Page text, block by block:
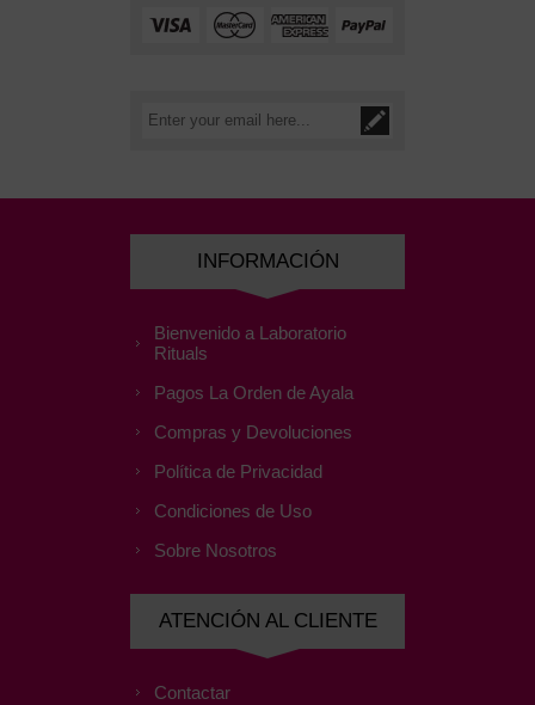
INFORMACIÓN
Bienvenido a Laboratorio
Rituals
Pagos La Orden de Ayala
Compras y Devoluciones
Política de Privacidad
Condiciones de Uso
Sobre Nosotros
ATENCIÓN AL CLIENTE
Contactar